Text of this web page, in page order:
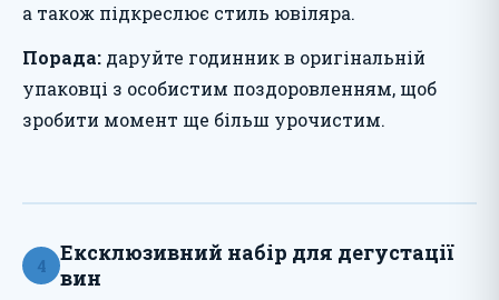
а також підкреслює стиль ювіляра.
Порада: даруйте годинник в оригінальній
упаковці з особистим поздоровленням, щоб
зробити момент ще більш урочистим.
4
Ексклюзивний набір для дегустації
вин